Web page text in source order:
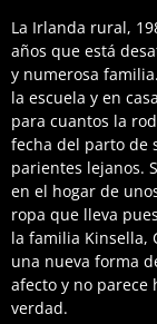
La Irlanda rural,
años que está
y numerosa
la escuela y en
para cuantos la
fecha del parto de
parientes lejanos.
en el hogar de
ropa que lleva
la familia Kinsella,
una nueva forma
afecto y no parece
verdad.